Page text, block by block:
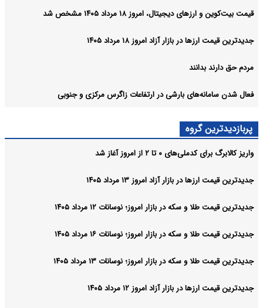
قیمت بیت‌کوین و ارز‌های دیجیتال، امروز ۱۸ مرداد ۱۴۰۵ مشخص شد
جدیدترین قیمت ارزها در بازار آزاد امروز ۱۸ مرداد ۱۴۰۵
مردم حق دارند بدانند
فعال شدن سامانه‌های بارشی در ارتفاعات زاگرس مرکزی و جنوبی
پربازدیدترین گروه
واریز کالابرگ برای کدملی‌های ۰ تا ۲ از امروز آغاز شد
جدیدترین قیمت ارزها در بازار آزاد امروز ۱۳ مرداد ۱۴۰۵
جدیدترین قیمت طلا و سکه در بازار امروز؛ نوسانات ۱۲ مرداد ۱۴۰۵
جدیدترین قیمت طلا و سکه در بازار امروز؛ نوسانات ۱۶ مرداد ۱۴۰۵
جدیدترین قیمت طلا و سکه در بازار امروز؛ نوسانات ۱۳ مرداد ۱۴۰۵
جدیدترین قیمت ارزها در بازار آزاد امروز ۱۲ مرداد ۱۴۰۵